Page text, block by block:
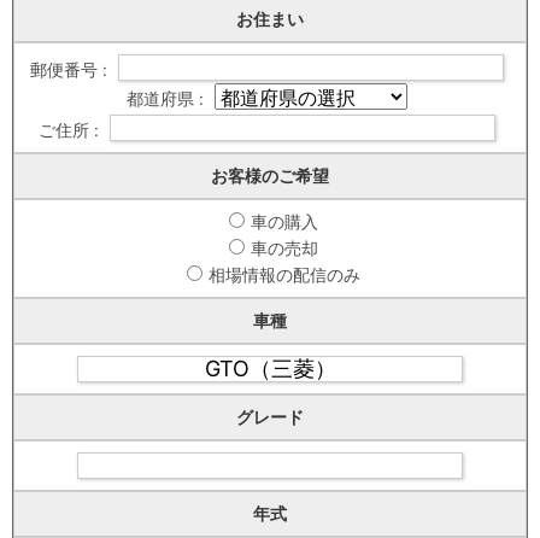
お住まい
郵便番号 :
都道府県 :
ご住所 :
お客様のご希望
車の購入
車の売却
相場情報の配信のみ
車種
グレード
年式